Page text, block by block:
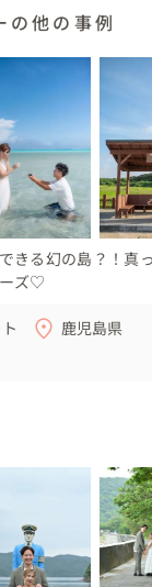
の他の事例
きる幻の島？！真
ズ♡
鹿児島県